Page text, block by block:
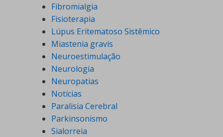
Fibromialgia
Fisioterapia
Lúpus Eritematoso Sistêmico
Miastenia gravis
Neuroestimulação
Neurologia
Neuropatias
Notícias
Paralisia Cerebral
Parkinsonismo
Sialorreia